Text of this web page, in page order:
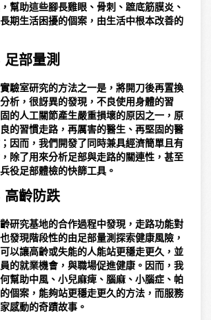
幫助這些腳長雞眼、骨刺、蹠底筋膜炎、
期生活困擾的個案，由生活中根本改善的
部量測
驗室研究的方法之一是，將開刀後再置換
析，很訝異的發現，不良使用身體的習
的人工關節產生嚴重損壞的原因之一，原
的習慣走路，再厲害的醫生、再堅固的醫
因而，我們開發了同時兼具經濟簡單且有
除了用來分析足部與走路的關連性，甚至
役足部體檢的快篩工具。
高齡防跌
研究基地的合作過程中發現，走路功能對
發現階段性的由足部量測探索健康風險，
以讓高齡或失能的人能站更穩走更久，並
的就業機會，與職場促進健康。因而，我
幫助中風、小兒麻痺、腦麻、小腦症、帕
個案，能夠站更穩走更久的方法，而服務
感動的奇蹟故事。